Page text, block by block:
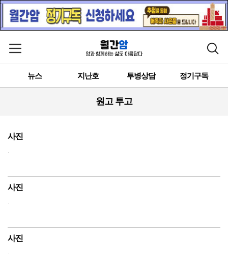
메뉴 열기 검색
뉴스 지난호 투병상담 정기구독
원고 투고
사진
사진
사진